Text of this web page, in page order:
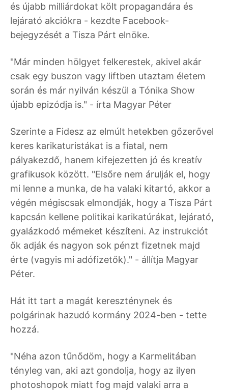
és újabb milliárdokat költ propagandára és
lejárató akciókra - kezdte Facebook-
bejegyzését a Tisza Párt elnöke.
"Már minden hölgyet felkerestek, akivel akár
csak egy buszon vagy liftben utaztam életem
során és már nyilván készül a Tónika Show
újabb epizódja is." - írta Magyar Péter
Szerinte a Fidesz az elmúlt hetekben gőzerővel
keres karikaturistákat is a fiatal, nem
pályakezdő, hanem kifejezetten jó és kreatív
grafikusok között. "Elsőre nem árulják el, hogy
mi lenne a munka, de ha valaki kitartó, akkor a
végén mégiscsak elmondják, hogy a Tisza Párt
kapcsán kellene politikai karikatúrákat, lejárató,
gyalázkodó mémeket készíteni. Az instrukciót
ők adják és nagyon sok pénzt fizetnek majd
érte (vagyis mi adófizetők)." - állítja Magyar
Péter.
Hát itt tart a magát kereszténynek és
polgárinak hazudó kormány 2024-ben - tette
hozzá.
"Néha azon tűnődöm, hogy a Karmelitában
tényleg van, aki azt gondolja, hogy az ilyen
photoshopok miatt fog majd valaki arra a